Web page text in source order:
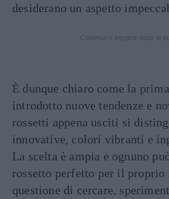
desiderano un aspetto
È dunque chiaro come la
introdotto nuove tendenze e
rossetti appena usciti si
innovative, colori vibranti e
La scelta è ampia e ognuno
rossetto perfetto per il proprio
questione di cercare,